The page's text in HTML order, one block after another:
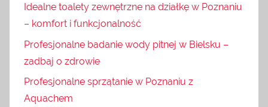
Idealne toalety zewnętrzne na działkę w Poznaniu
– komfort i funkcjonalność
Profesjonalne badanie wody pitnej w Bielsku –
zadbaj o zdrowie
Profesjonalne sprzątanie w Poznaniu z
Aquachem